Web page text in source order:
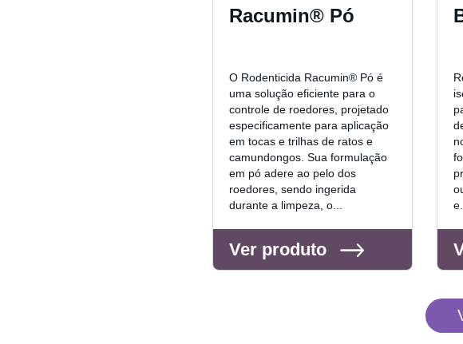
Racumin® Pó
O Rodenticida Racumin® Pó é
uma solução eficiente para o
controle de roedores, projetado
especificamente para aplicação
em tocas e trilhas de ratos e
camundongos. Sua formulação
em pó adere ao pelo dos
roedores, sendo ingerida
durante a limpeza, o...
Ver produto
e...